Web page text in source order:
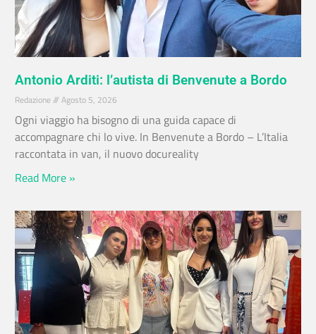
Antonio Arditi: l’autista di Benvenute a Bordo
Redazione Agosto 5, 2026
Ogni viaggio ha bisogno di una guida capace di
accompagnare chi lo vive. In Benvenute a Bordo – L’Italia
raccontata in van, il nuovo docureality
Read More »